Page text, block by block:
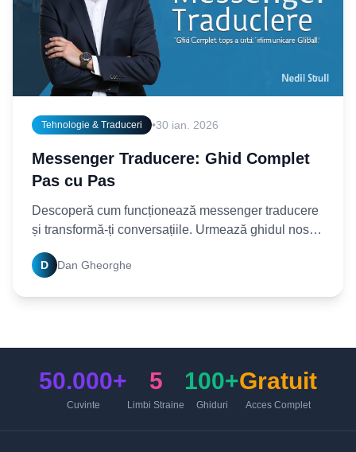
Tehnologie & Traduceri •30 ian. 2026
Messenger Traducere: Ghid Complet
Pas cu Pas
Descoperă cum funcționează messenger traducere
și transformă-ți conversațiile. Urmează ghidul nostru
eficientă acum!
D Dan Gheorghe
50.000+
Cuvinte
5
Limbi Straine
100+
Ghiduri
Gratuit
Acces Complet